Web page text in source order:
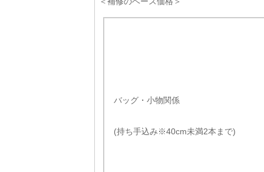
バッグ・小物関係
(持ち手込み※40cm未満2本まで)